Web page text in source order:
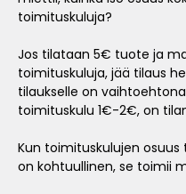
toimituskuluja?
Jos tilataan 5€ tuote ja
toimituskuluja, jää tilaus
tilaukselle on
toimituskulu 1€-2€, on
Kun toimituskulujen
on kohtuullinen, se toimii